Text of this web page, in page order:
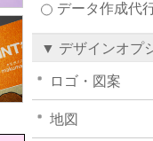
データ作成代
▼ デザインオプ
ロゴ・図案
地図